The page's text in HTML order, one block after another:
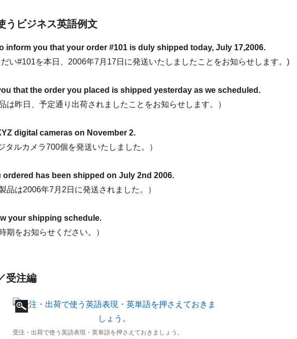
うビジネス英語例文
inform you that your order #101 is duly shipped today, July 17,2006.
い#101を本日、2006年7月17日に発送いたしましたことをお知らせします。)
that the order you placed is shipped yesterday as we scheduled.
は昨日、予定通り出荷されましたことをお知らせします。）
digital cameras on November 2.
タルカメラ700個を発送いたしました。）
has been shipped on July 2nd 2006.
品は2006年7月2日に発送されました。）
your shipping schedule.
期をお知らせください。）
受注編
受注・出荷で使う英語表現・英単語を押さえておきましょう。